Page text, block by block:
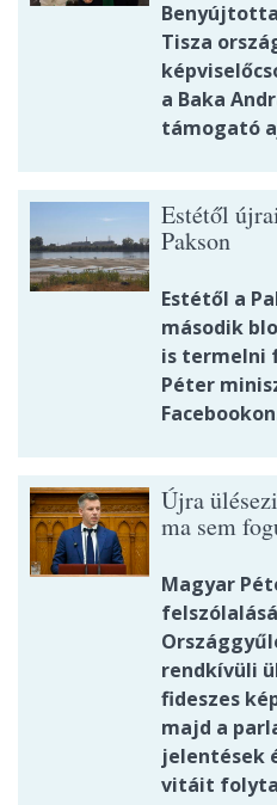
Tisza
a Baka
támogató
Estétől
Pakson
Estétől a
második
is termelni
Péter
Újra
ma sem
Magyar
rendkívüli
fideszes
majd a
jelentések
vitáit